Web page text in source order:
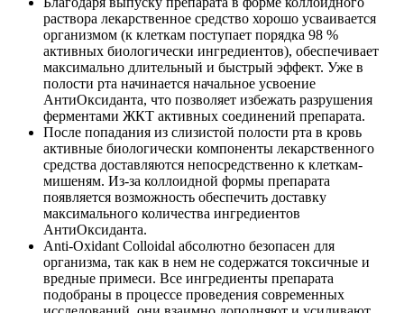
раствора лекарственное средство хорошо усваивается
организмом (к клеткам поступает порядка 98 %
активных биологически ингредиентов), обеспечивает
максимально длительный и быстрый эффект. Уже в
полости рта начинается начальное усвоение
АнтиОксиданта, что позволяет избежать разрушения
ферментами ЖКТ активных соединений препарата.
После попадания из слизистой полости рта в кровь
активные биологически компоненты лекарственного
средства доставляются непосредственно к клеткам-
мишеням. Из-за коллоидной формы препарата
появляется возможность обеспечить доставку
максимального количества ингредиентов
АнтиОксиданта.
Anti-Oxidant Colloidal абсолютно безопасен для
организма, так как в нем не содержатся токсичные и
вредные примеси. Все ингредиенты препарата
подобраны в процессе проведения современных